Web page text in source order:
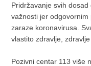
Pridržavanje svih
važnosti jer
zaraze koronavirusa.
vlastito zdravlje,
Pozivni centar 113 više